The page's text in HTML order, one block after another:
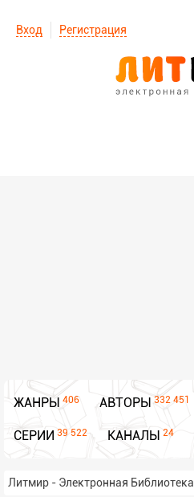
Вход Регистрация
ЖАНРЫ 406 АВТОРЫ 332 451
СЕРИИ 39 522 КАНАЛЫ 24
Литмир - Электронная Библиотека